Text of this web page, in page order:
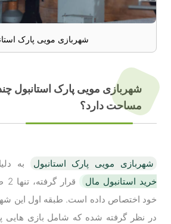
شهربازی مویی پارک
شهربازی مویی پارک استانبول
مساحت دارد؟
شهربازی مویی پارک استانبول به
خرید استانبول مال
خود اختصاص داده است. طبقه اول این
در نظر گرفته شده که شامل بازی هایی